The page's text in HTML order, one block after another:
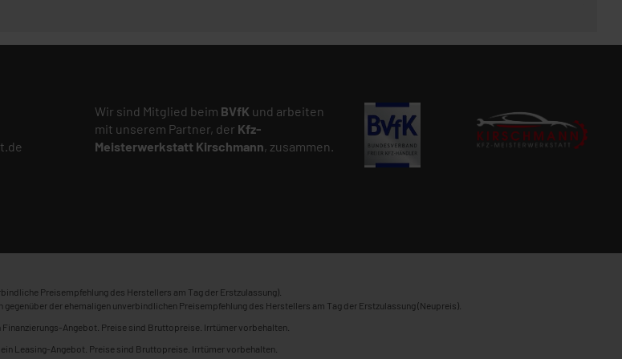
Wir sind Mitglied beim BVfK und arbeiten
mit unserem Partner, der Kfz-
Meisterwerkstatt Kirschmann, zusammen.
Preisempfehlung des Herstellers am Tag der Erstzulassung).
der ehemaligen unverbindlichen Preisempfehlung des Herstellers am Tag der Erstzulassung (Neupreis).
Finanzierungs-Angebot. Preise sind Bruttopreise. Irrtümer vorbehalten.
Leasing-Angebot. Preise sind Bruttopreise. Irrtümer vorbehalten.